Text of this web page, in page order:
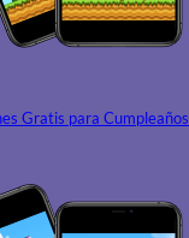
Gratis para Cumpleaños